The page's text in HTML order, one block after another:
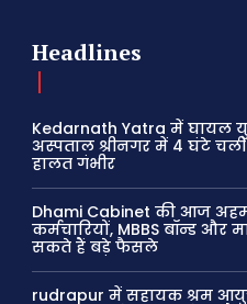
Headlines
Kedarnath Yatra में घायल
अस्पताल श्रीनगर में 4 घंटे चली
हालत गंभीर
Dhami Cabinet की आज
कर्मचारियों, MBBS बॉन्ड और
सकते हैं बड़े फैसले
rudrapur में सहायक श्रम